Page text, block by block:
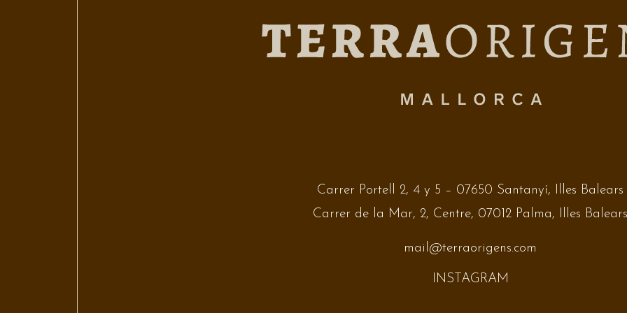
Carrer Portell 2, 4 y 5 – 07650 Santanyí, Illes Balears
Carrer de la Mar, 2, Centre, 07012 Palma, Illes Balears
mail@terraorigens.com
INSTAGRAM